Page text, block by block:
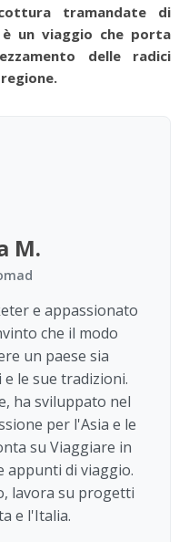
tramandate di
è un viaggio che porta
delle radici
M.
e appassionato
che il modo
un paese sia
le sue tradizioni.
ha sviluppato nel
per l'Asia e le
su Viaggiare in
appunti di viaggio.
lavora su progetti
e l'Italia.